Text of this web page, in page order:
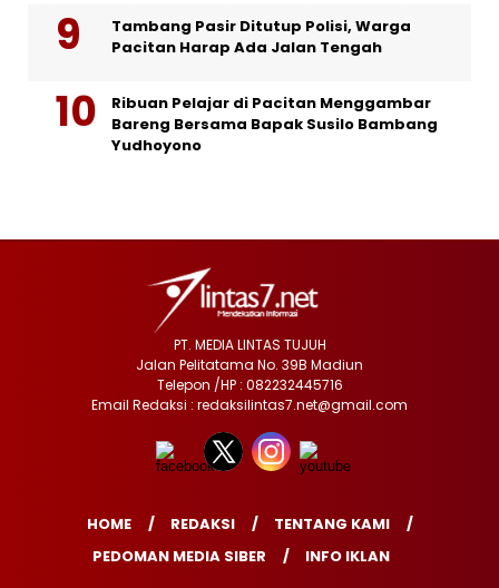
Tambang Pasir Ditutup Polisi, Warga
Pacitan Harap Ada Jalan Tengah
Ribuan Pelajar di Pacitan Menggambar
Bareng Bersama Bapak Susilo Bambang
Yudhoyono
PT. MEDIA LINTAS TUJUH
Jalan Pelitatama No. 39B Madiun
Telepon /HP : 082232445716
Email Redaksi : redaksilintas7.net@gmail.com
HOME REDAKSI
TENTANG KAMI
PEDOMAN MEDIA SIBER
INFO IKLAN